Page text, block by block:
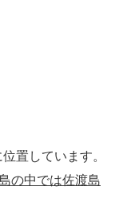
置しています。
の中では佐渡島